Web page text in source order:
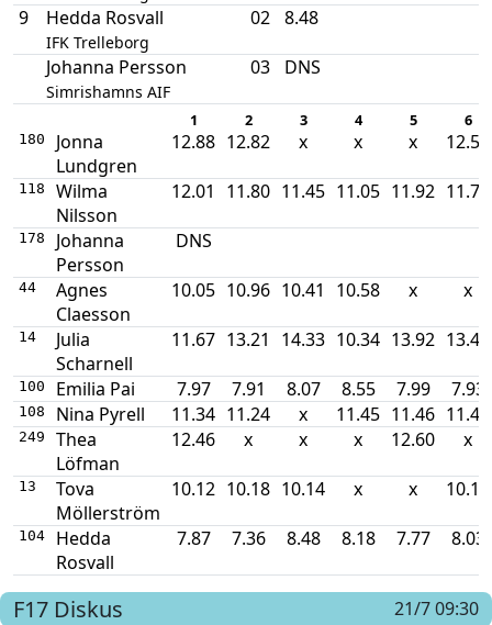
9 Hedda Rosvall
IFK Trelleborg
02 8.48
Johanna Persson
Simrishamns AIF
03 DNS
1 2 3 4 5 6
180
Jonna
Lundgren
12.88 12.82 x x x 12.59
118
Wilma
Nilsson
12.01 11.80 11.45 11.05 11.92 11.77
178
Johanna
Persson
DNS
44
Agnes
Claesson
10.05 10.96 10.41 10.58 x x
14
Julia
Scharnell
11.67 13.21 14.33 10.34 13.92 13.45
100 Emilia Pai 7.97 7.91 8.07 8.55 7.99 7.93
108 Nina Pyrell 11.34 11.24 x 11.45 11.46 11.49
249
Thea
Löfman
12.46 x x x 12.60 x
13
Tova
Möllerström
10.12 10.18 10.14 x x 10.14
104
Hedda
Rosvall
7.87 7.36 8.48 8.18 7.77 8.03
F17 Diskus
21/7 09:30